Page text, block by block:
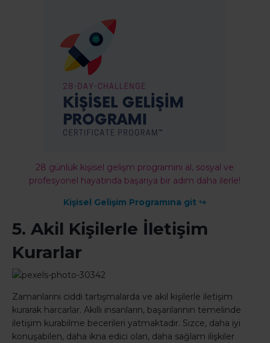
28 günlük kişisel gelişm programını al, sosyal ve
profesyonel hayatında başarıya bir adım daha ilerle!
Kişisel Gelişim Programına git ↪
5. Akil Kişilerle İletişim
Kurarlar
Zamanlarını ciddi tartışmalarda ve akil kişilerle iletişim
kurarak harcarlar. Akıllı insanların, başarılarının temelinde
iletişim kurabilme becerileri yatmaktadır. Sizce, daha iyi
konuşabilen, daha ikna edici olan, daha sağlam ilişkiler